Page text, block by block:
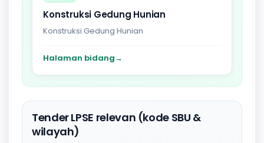
Konstruksi Gedung Hunian
Konstruksi Gedung Hunian
Halaman bidang→
Tender LPSE relevan (kode SBU &
wilayah)